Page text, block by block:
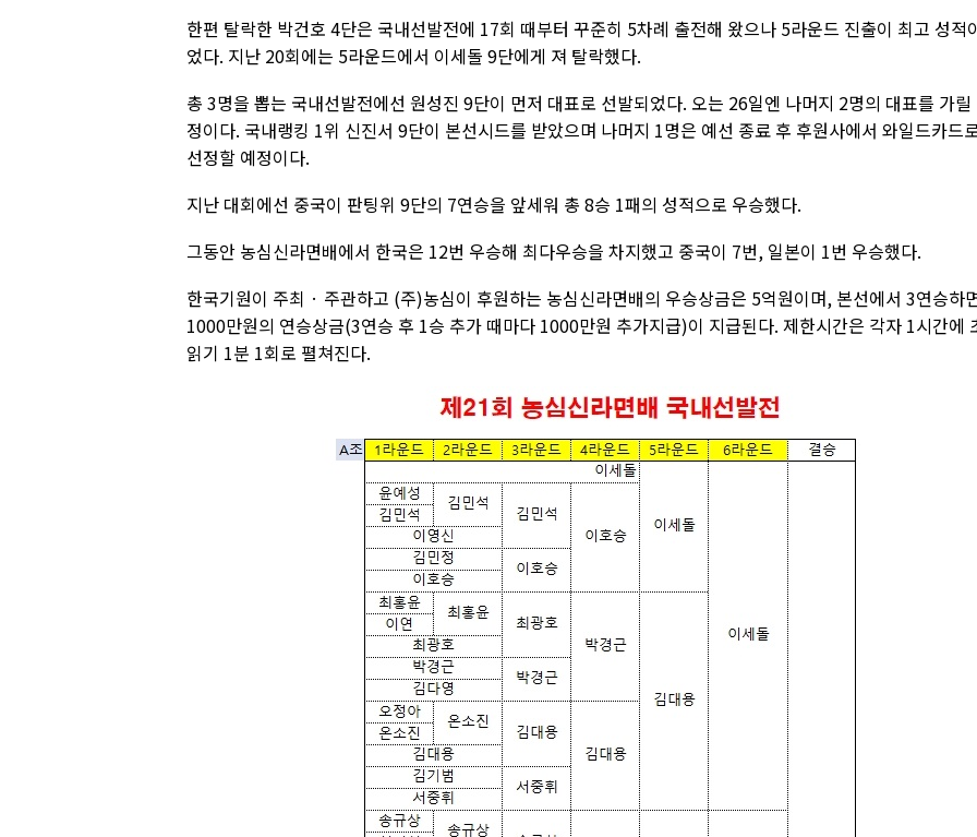
한편 탈락한 박건호 4단은 국내선발전에 17회 때부터 꾸준히 5차례 출전해 왔으나 5라운드 진출이 최고 성적
었다. 지난 20회에는 5라운드에서 이세돌 9단에게 져 탈락했다.
총 3명을 뽑는 국내선발전에선 원성진 9단이 먼저 대표로 선발되었다. 오는 26일엔 나머지 2명의 대표를 가릴
정이다. 국내랭킹 1위 신진서 9단이 본선시드를 받았으며 나머지 1명은 예선 종료 후 후원사에서 와일드카드
선정할 예정이다.
지난 대회에선 중국이 판팅위 9단의 7연승을 앞세워 총 8승 1패의 성적으로 우승했다.
그동안 농심신라면배에서 한국은 12번 우승해 최다우승을 차지했고 중국이 7번, 일본이 1번 우승했다.
한국기원이 주최 · 주관하고 (주)농심이 후원하는 농심신라면배의 우승상금은 5억원이며, 본선에서 3연승하
1000만원의 연승상금(3연승 후 1승 추가 때마다 1000만원 추가지급)이 지급된다. 제한시간은 각자 1시간에
읽기 1분 1회로 펼쳐진다.